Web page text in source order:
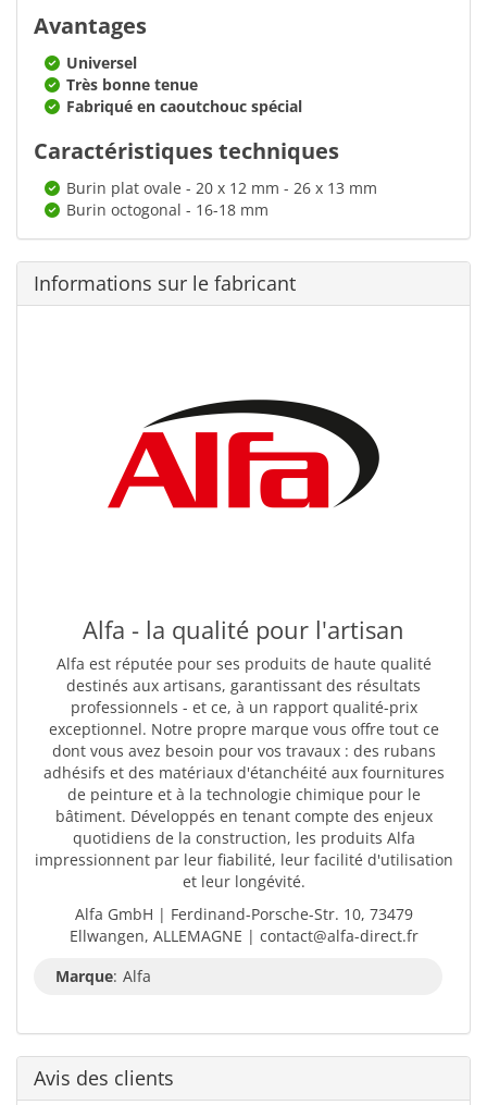
Avantages
Universel
Très bonne tenue
Fabriqué en caoutchouc spécial
Caractéristiques techniques
Burin plat ovale - 20 x 12 mm - 26 x 13 mm
Burin octogonal - 16-18 mm
Informations sur le fabricant
Alfa - la qualité pour l'artisan
Alfa est réputée pour ses produits de haute qualité
destinés aux artisans, garantissant des résultats
professionnels - et ce, à un rapport qualité-prix
exceptionnel. Notre propre marque vous offre tout ce
dont vous avez besoin pour vos travaux : des rubans
adhésifs et des matériaux d'étanchéité aux fournitures
de peinture et à la technologie chimique pour le
bâtiment. Développés en tenant compte des enjeux
quotidiens de la construction, les produits Alfa
impressionnent par leur fiabilité, leur facilité d'utilisation
et leur longévité.
Alfa GmbH | Ferdinand-Porsche-Str. 10, 73479
Ellwangen, ALLEMAGNE | contact@alfa-direct.fr
Marque: Alfa
Avis des clients